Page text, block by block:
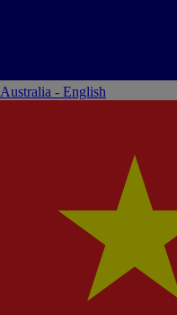
Australia - English